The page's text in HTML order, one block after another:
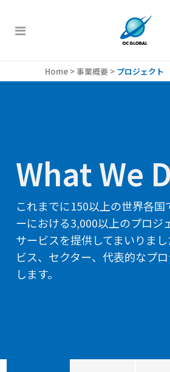
Home >事業概要 > プロジェクト
What We
これまでに150以上の世界各国
ーにおける3,000以上のプロジ
サービスを提供してまいりま
ビス、セクター、代表的なプ
します。